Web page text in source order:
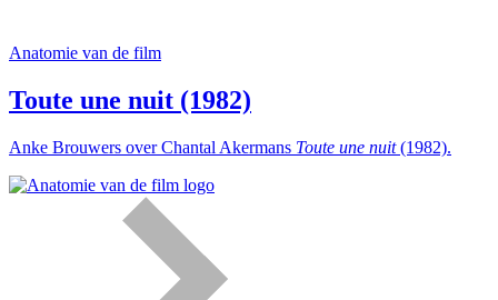
Anatomie van de film
Toute une nuit (1982)
Anke Brouwers over Chantal Akermans Toute une nuit(1982).